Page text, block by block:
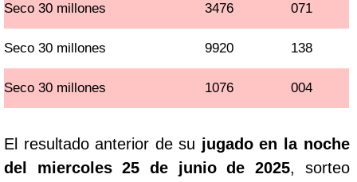
Seco 30 millones 3476 071
Seco 30 millones 9920 138
Seco 30 millones 1076 004
El resultado anterior de su jugado en la noche
del miercoles 25 de junio de 2025, sorteo